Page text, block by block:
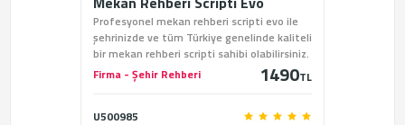
Profesyonel mekan rehberi scripti evo ile
şehrinizde ve tüm Türkiye genelinde kaliteli
bir mekan rehberi scripti sahibi olabilirsiniz.
Firma - Şehir Rehberi
1490TL
U500985